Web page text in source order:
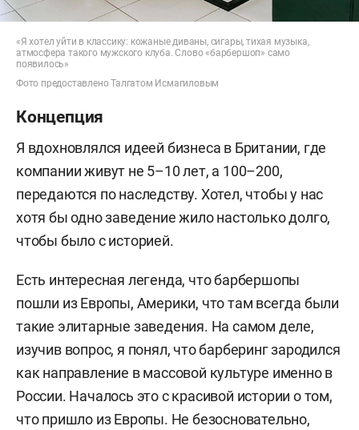
«Я хотел уйти в классику: кожаные диваны, сигары, тихая музыка,
атмосфера такого мужского клуба. Слово «барбершоп» само
появилось»
Фото предоставлено Талгатом Исмагиловым
Концепция
Я вдохновлялся идеей бизнеса в Британии, где
компании живут не 5–10 лет, а 100–200,
передаются по наследству. Хотел, чтобы у нас
хотя бы одно заведение жило настолько долго,
чтобы было с историей.
Есть интересная легенда, что барбершопы
пошли из Европы, Америки, что там всегда были
такие элитарные заведения. На самом деле,
изучив вопрос, я понял, что барберинг зародился
как направление в массовой культуре именно в
России. Началось это с красивой истории о том,
что пришло из Европы. Не безосновательно,